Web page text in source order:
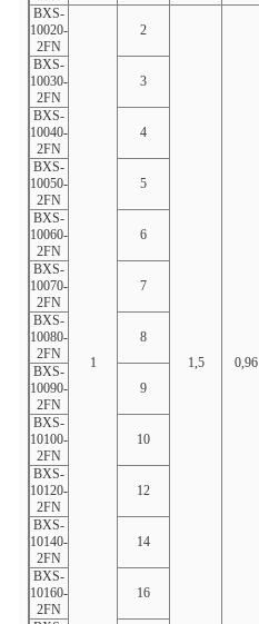
BXS-
10020-
2FN
1
2
1,5 0,96
BXS-
10030-
2FN
3
BXS-
10040-
2FN
4
BXS-
10050-
2FN
5
BXS-
10060-
2FN
6
BXS-
10070-
2FN
7
BXS-
10080-
2FN
8
BXS-
10090-
2FN
9
BXS-
10100-
2FN
10
BXS-
10120-
2FN
12
BXS-
10140-
2FN
14
BXS-
10160-
2FN
16